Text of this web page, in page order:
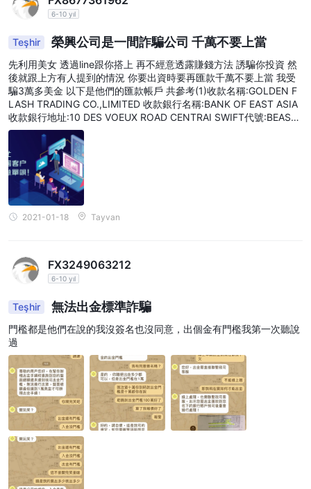
6-10 yıl
Teşhir 榮興公司是一間詐騙公司 千萬不要上當
先利用美女 透過line跟你搭上 再不經意透露賺錢方法 誘騙你投資 然
後就跟上方有人提到的情況 你要出資時要再匯款千萬不要上當 我受
騙3萬多美金 以下是他們的匯款帳戶 共參考(1)收款名稱:GOLDEN F
LASH TRADING CO.,LIMITED 收款銀行名稱:BANK OF EAST ASIA
收款銀行地址:10 DES VOEUX ROAD CENTRAI SWIFT代號:BEASH
KHH 我日後再上傳更多的相關資料供參考總之 千萬不要受騙
2021-01-18 Tayvan
FX3249063212
6-10 yıl
Teşhir 無法出金標準詐騙
門檻都是他們在說的我沒簽名也沒同意，出個金有門檻我第一次聽說
過